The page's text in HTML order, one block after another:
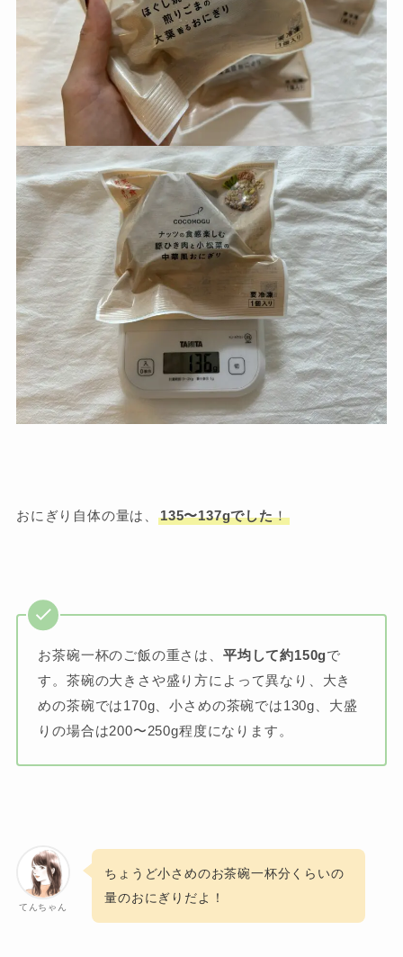
おにぎり自体の量は、 135〜137gでした！
お茶碗一杯のご飯の重さは、 平均して約150gで
す。茶碗の大きさや盛り方によって異なり、大き
めの茶碗では170g、小さめの茶碗では130g、大盛
りの場合は200〜250g程度になります。
てんちゃん
ちょうど小さめのお茶碗一杯分くらいの
量のおにぎりだよ！